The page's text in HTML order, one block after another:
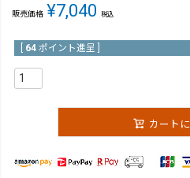
販売価格 ¥7,040 税込
64 ポイント進呈 ]
カート